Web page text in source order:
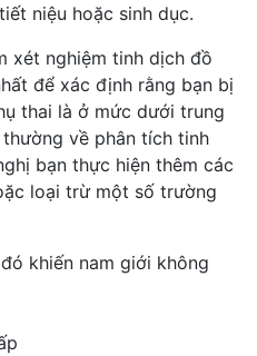
niệu hoặc sinh dục.
xét nghiệm tinh dịch đồ
để xác định rằng bạn bị
thai là ở mức dưới trung
về phân tích tinh
bạn thực hiện thêm các
loại trừ một số trường
khiến nam giới không